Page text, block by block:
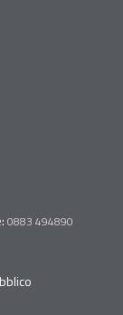
0883 494890